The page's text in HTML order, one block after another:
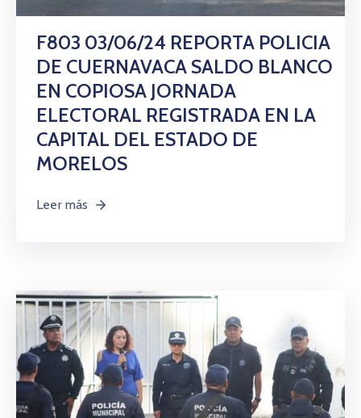
F803 03/06/24 REPORTA POLICIA
DE CUERNAVACA SALDO BLANCO
EN COPIOSA JORNADA
ELECTORAL REGISTRADA EN LA
CAPITAL DEL ESTADO DE
MORELOS
Leer más